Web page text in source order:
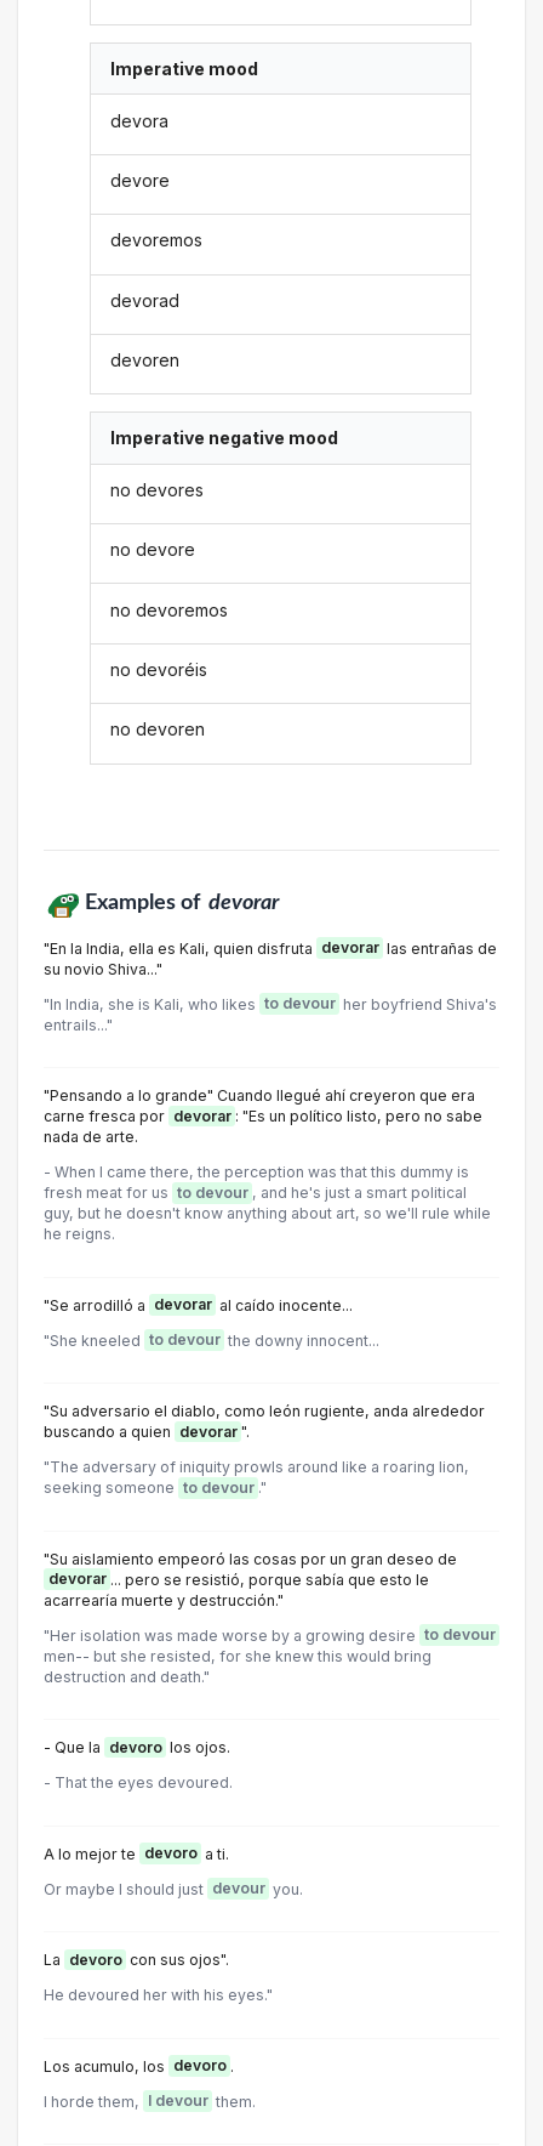
Imperative mood
devora
devore
devoremos
devorad
devoren
Imperative negative mood
no devores
no devore
no devoremos
no devoréis
no devoren
Examples of devorar
"En la India, ella es Kali, quien disfruta devorar las entrañas de
su novio Shiva..."
"In India, she is Kali, who likes to devour her boyfriend Shiva's
entrails..."
"Pensando a lo grande" Cuando llegué ahí creyeron que era
carne fresca por devorar : "Es un político listo, pero no sabe
nada de arte.
- When I came there, the perception was that this dummy is
fresh meat for us to devour , and he's just a smart political
guy, but he doesn't know anything about art, so we'll rule while
he reigns.
"Se arrodilló a devorar al caído inocente...
"She kneeled to devour the downy innocent...
"Su adversario el diablo, como león rugiente, anda alrededor
buscando a quien devorar ".
"The adversary of iniquity prowls around like a roaring lion,
seeking someone to devour ."
"Su aislamiento empeoró Ias cosas por un gran deseo de
devorar ... pero se resistió, porque sabía que esto Ie
acarrearía muerte y destrucción."
"Her isolation was made worse by a growing desire to devour
men-- but she resisted, for she knew this would bring
destruction and death."
- Que la devoro los ojos.
- That the eyes devoured.
A lo mejor te devoro a ti.
Or maybe I should just devour you.
La devoro con sus ojos".
He devoured her with his eyes."
Los acumulo, los devoro .
I horde them,
I devour them.